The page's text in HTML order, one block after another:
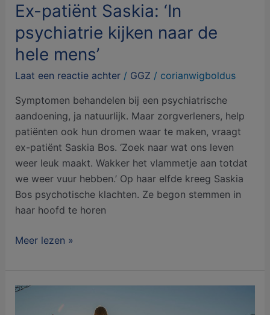
Ex-patiënt Saskia: ‘In
psychiatrie kijken naar de
hele mens’
Laat een reactie achter / GGZ / corianwigboldus
Symptomen behandelen bij een psychiatrische
aandoening, ja natuurlijk. Maar zorgverleners, help
patiënten ook hun dromen waar te maken, vraagt
ex-patiënt Saskia Bos. ‘Zoek naar wat ons leven
weer leuk maakt. Wakker het vlammetje aan totdat
we weer vuur hebben.’ Op haar elfde kreeg Saskia
Bos psychotische klachten. Ze begon stemmen in
haar hoofd te horen
Meer lezen »
Positieve
Gezondheid: